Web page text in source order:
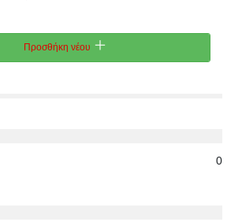
Προσθήκη νέου
0